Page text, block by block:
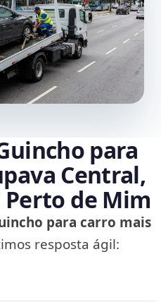
para
Central,
Perto de Mim
para carro mais
resposta ágil: